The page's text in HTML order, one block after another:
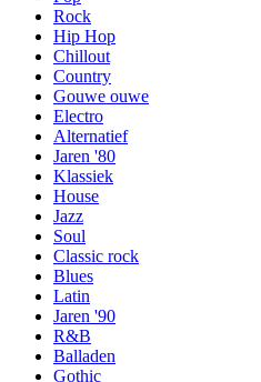
Rock
Hip Hop
Chillout
Country
Gouwe ouwe
Electro
Alternatief
Jaren '80
Klassiek
House
Jazz
Soul
Classic rock
Blues
Latin
Jaren '90
R&B
Balladen
Gothic